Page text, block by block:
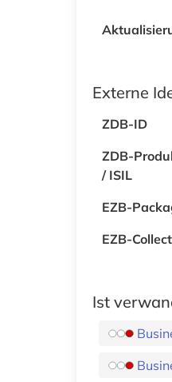
Externe
ZDB-ID
ZDB-
/ ISIL
EZB-
EZB-
Ist